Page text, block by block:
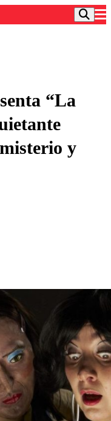
“La
y